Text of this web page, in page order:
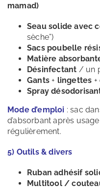
mamad)
Seau solide avec
sèche”)
Sacs poubelle
Matière
Désinfectant / un
Gants+ lingettes +
Spray
Mode d’emploi : sac
d’absorbant après
régulièrement.
5) Outils & divers
Ruban adhésif
Multitool /